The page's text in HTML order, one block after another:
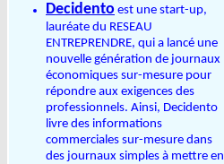
Decidento est une start-up,
lauréate du RESEAU
ENTREPRENDRE, qui a lancé une
nouvelle génération de journaux
économiques sur-mesure pour
répondre aux exigences des
professionnels. Ainsi, Decidento
livre des informations
commerciales sur-mesure dans
des journaux simples à mettre en